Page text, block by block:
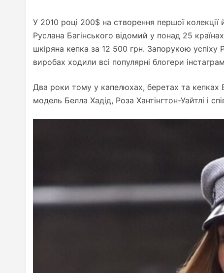
У 2010 році 200$ на створення першої
Руслана Багінського відомий у понад 25
шкіряна кепка за 12 500 грн. Запорукою
виробах ходили всі популярні блогери
Два роки тому у капелюхах, беретах та кепках
модель Белла Хадід, Роза Хантінгтон-Уайтлі і